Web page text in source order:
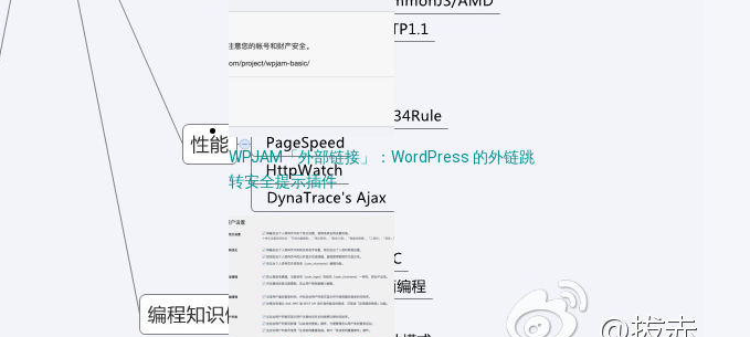
WPJAM「外部链接」：WordPress 的外链跳
转安全提示插件